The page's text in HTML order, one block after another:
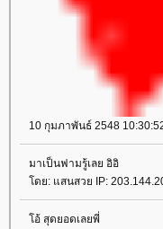
10 กุมภาพันธ์ 2548
มาเป็นฟามรู้เลย อิอิ
ดย: แสนสวย IP:
อ้ สุดยอดเลยพี่